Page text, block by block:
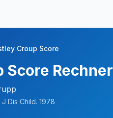
Croup Score
Score Rechner
Dis Child. 1978